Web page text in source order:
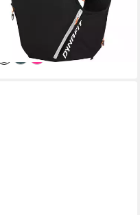
ab 99,25 €
129,90 €
-24%
lieferbar - in 2-3 Werktagen bei dir